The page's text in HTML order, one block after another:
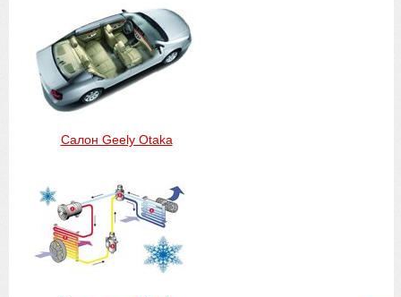
Салон Geely Otaka